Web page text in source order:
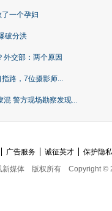
一个孕妇
破分洪
外交部：两个原因
路，7位摄影师...
混 警方现场勘察发现...
广告服务 诚征英才
保护隐
新媒体
版权所有 Copyright ©